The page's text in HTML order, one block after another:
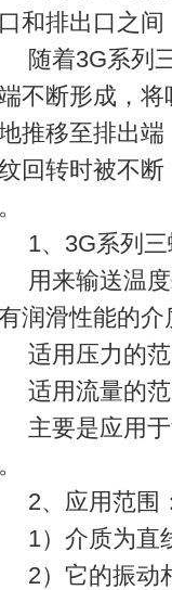
和排出口之
着3G系列三
不断形成，
推移至排出
回转时被不
3G系列三
来输送温度
润滑性能的介
用压力的范
用流量的范
要是应用于
应用范围
介质为直线
它的振动相